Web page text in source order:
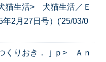
猫生活> 犬猫生活／Ｅ
年2月27日号）('25/03/0
くりおき．ｊｐ> Ａｎ